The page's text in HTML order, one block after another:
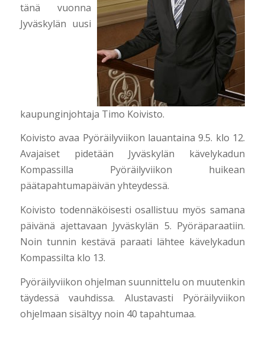
tänä vuonna
Jyväskylän uusi
kaupunginjohtaja Timo Koivisto.
Koivisto avaa Pyöräilyviikon lauantaina 9.5. klo 12.
Avajaiset pidetään Jyväskylän kävelykadun
Kompassilla Pyöräilyviikon huikean
päätapahtumapäivän yhteydessä.
Koivisto todennäköisesti osallistuu myös samana
päivänä ajettavaan Jyväskylän 5. Pyöräparaatiin.
Noin tunnin kestävä paraati lähtee kävelykadun
Kompassilta klo 13.
Pyöräilyviikon ohjelman suunnittelu on muutenkin
täydessä vauhdissa. Alustavasti Pyöräilyviikon
ohjelmaan sisältyy noin 40 tapahtumaa.